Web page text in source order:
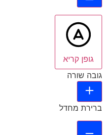
גופן קריא
גובה שורה
ברירת מחדל